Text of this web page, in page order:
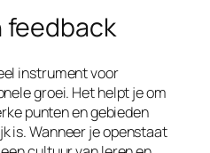
feedback
instrument voor
groei. Het helpt je om
punten en gebieden
is. Wanneer je openstaat